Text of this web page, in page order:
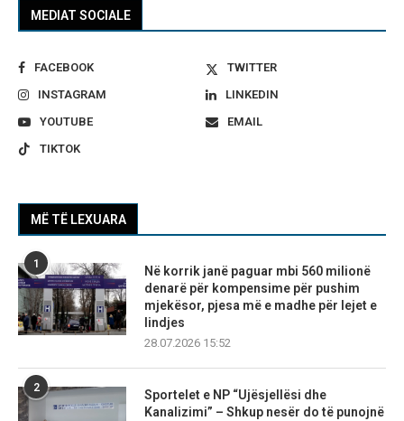
MEDIAT SOCIALE
FACEBOOK
TWITTER
INSTAGRAM
LINKEDIN
YOUTUBE
EMAIL
TIKTOK
MË TË LEXUARA
1
Në korrik janë paguar mbi 560 milionë
denarë për kompensime për pushim
mjekësor, pjesa më e madhe për lejet e
lindjes
28.07.2026 15:52
2
Sportelet e NP “Ujësjellësi dhe
Kanalizimi” – Shkup nesër do të punojnë